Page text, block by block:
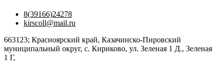
8(39166)24278
kirscoll@mail.ru
663123; Красноярский край, Казачинско-Пировский
муниципальный округ, с. Кириково, ул. Зеленая 1 Д., Зеленая
1 Г,